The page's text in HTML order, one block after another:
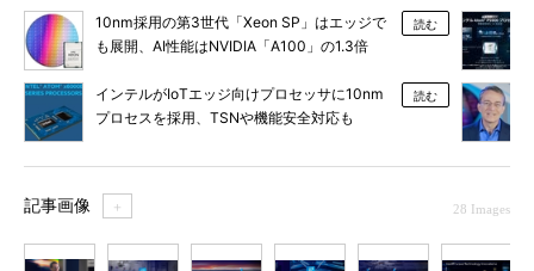
10nm採用の第3世代「Xeon SP」はエッジで
も展開、AI性能はNVIDIA「A100」の1.3倍
読む
インテルがIoTエッジ向けプロセッサに10nm
プロセスを採用、TSNや機能安全対応も
読む
記事画像 ＋ 28 Images